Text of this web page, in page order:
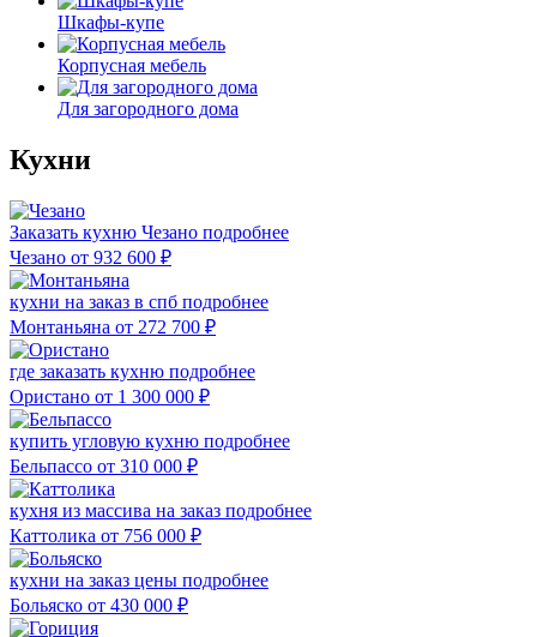
Шкафы-купе
Корпусная мебель
Для загородного дома
Кухни
Заказать кухню Чезано подробнее
Чезано от 932 600 ₽
кухни на заказ в спб подробнее
Монтаньяна от 272 700 ₽
где заказать кухню подробнее
Ористано от 1 300 000 ₽
купить угловую кухню подробнее
Бельпассо от 310 000 ₽
кухня из массива на заказ подробнее
Каттолика от 756 000 ₽
кухни на заказ цены подробнее
Больяско от 430 000 ₽